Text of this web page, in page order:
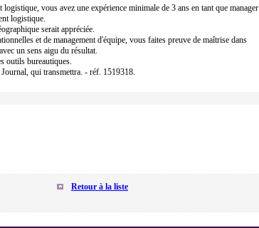
vous avez une expérience minimale de 3 ans en tant que manager
logistique.
serait appréciée.
et de management d'équipe, vous faites preuve de maîtrise dans
un sens aigu du résultat.
outils bureautiques.
qui transmettra. - réf. 1519318.
Retour à la liste